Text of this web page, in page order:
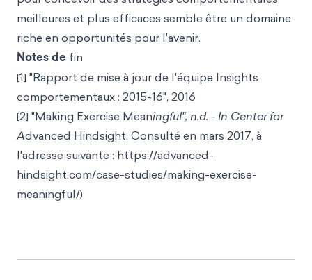
meilleures et plus efficaces semble être un domaine
riche en opportunités pour l'avenir.
Notes de fin
[1] "Rapport de mise à jour de l'équipe Insights
comportementaux : 2015-16", 2016
[2] "Making Exercise Meaningful", n.d. - In Center for
Advanced Hindsight. Consulté en mars 2017, à
l'adresse suivante : https://advanced-
hindsight.com/case-studies/making-exercise-
meaningful/)